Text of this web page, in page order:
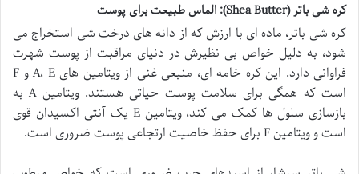
کره شی باتر (Shea Butter): الماس طبیعت برای پوست
کره شی باتر، ماده ای با ارزش که از دانه های درخت شی استخراج می
شود، به دلیل خواص بی نظیرش در دنیای مراقبت از پوست شهرت
فراوانی دارد. این کره خامه ای، منبعی غنی از ویتامین های A، E و F
است که همگی برای سلامت پوست حیاتی هستند. ویتامین A به
بازسازی سلول ها کمک می کند، ویتامین E یک آنتی اکسیدان قوی
است و ویتامین F برای حفظ خاصیت ارتجاعی پوست ضروری است.